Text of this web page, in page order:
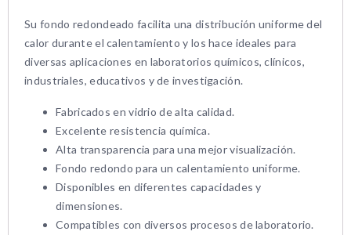
Su fondo redondeado facilita una distribución uniforme del
calor durante el calentamiento y los hace ideales para
diversas aplicaciones en laboratorios químicos, clínicos,
industriales, educativos y de investigación.
Fabricados en vidrio de alta calidad.
Excelente resistencia química.
Alta transparencia para una mejor visualización.
Fondo redondo para un calentamiento uniforme.
Disponibles en diferentes capacidades y
dimensiones.
Compatibles con diversos procesos de laboratorio.